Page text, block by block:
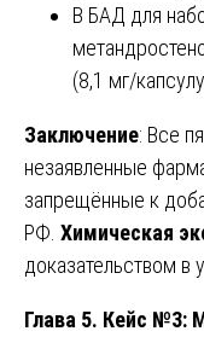
В БАД для
(8,1 мг/
Заключение: Все
незаявленные
запрещённые к
РФ. Химическая
доказательством в
Глава 5. Кейс №3: